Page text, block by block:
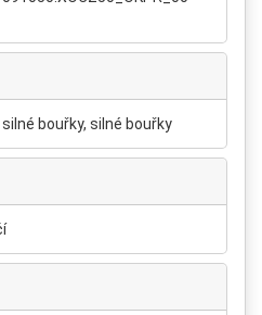
bouřky, silné bouřky